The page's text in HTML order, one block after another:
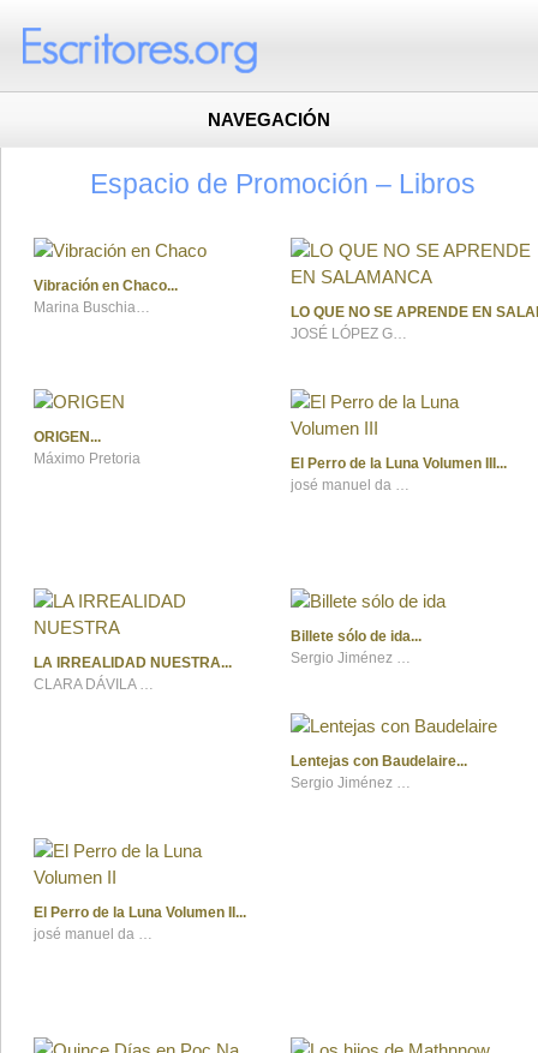
NAVEGACIÓN
Espacio de Promoción – Libros
Vibración en Chaco
Marina Buschiazzo
LO QUE NO SE APRENDE EN
JOSÉ LÓPEZ GUERRERO
ORIGEN
Máximo Pretoria
El Perro de la Luna Volumen III
josé manuel da rocha cavadas
LA IRREALIDAD NUESTRA
CLARA DÁVILA MATEO
Billete sólo de ida
Sergio Jiménez Vera
Lentejas con Baudelaire
Sergio Jiménez Vera
El Perro de la Luna Volumen II
josé manuel da rocha cavadas